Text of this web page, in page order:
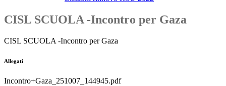
CISL SCUOLA -Incontro per Gaza
CISL SCUOLA -Incontro per Gaza
Allegati
Incontro+Gaza_251007_144945.pdf